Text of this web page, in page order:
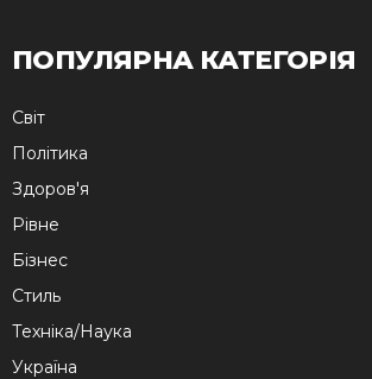
ПОПУЛЯРНА КАТЕГОРІЯ
Cвіт
Політика
Здоров'я
Рівне
Бізнес
Стиль
Техніка/Наука
Україна